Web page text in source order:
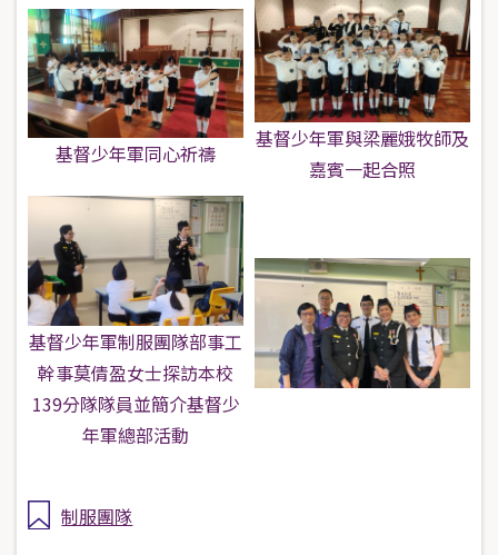
基督少年軍同心祈禱
基督少年軍與梁麗娥牧師及
嘉賓一起合照
基督少年軍制服團隊部事工
幹事莫倩盈女士探訪本校
139分隊隊員並簡介基督少
年軍總部活動
制服團隊